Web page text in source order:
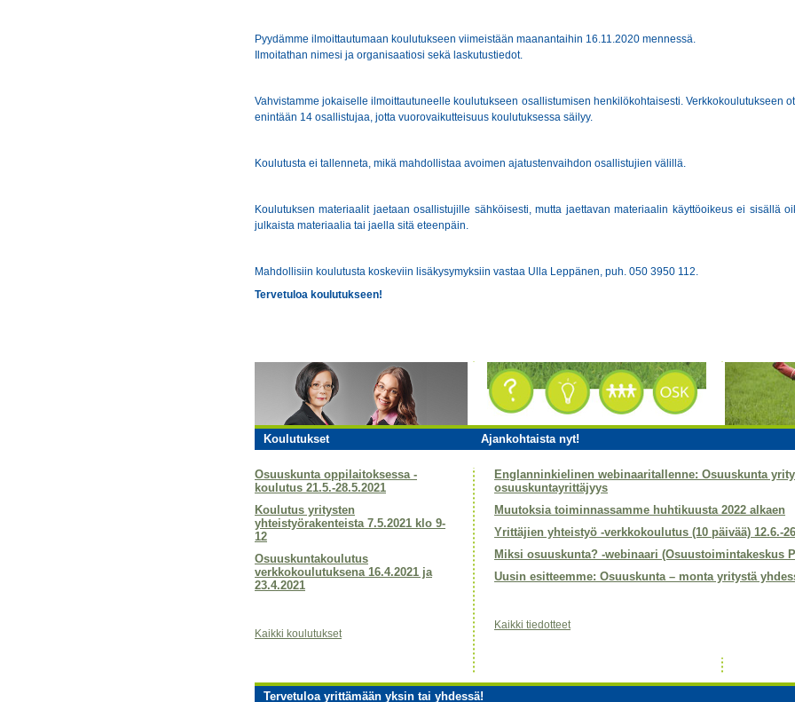
Pyydämme ilmoittautumaan koulutukseen viimeistään maanantaihin 16.11.2020 mennessä.
Ilmoitathan nimesi ja organisaatiosi sekä laskutustiedot.
Vahvistamme jokaiselle ilmoittautuneelle koulutukseen osallistumisen henkilökohtaisesti. Verkkokoulutukseen
enintään 14 osallistujaa, jotta vuorovaikutteisuus koulutuksessa säilyy.
Koulutusta ei tallenneta, mikä mahdollistaa avoimen ajatustenvaihdon osallistujien välillä.
Koulutuksen materiaalit jaetaan osallistujille sähköisesti, mutta jaettavan materiaalin käyttöoikeus ei sisällä
julkaista materiaalia tai jaella sitä eteenpäin.
Mahdollisiin koulutusta koskeviin lisäkysymyksiin vastaa Ulla Leppänen, puh. 050 3950 112.
Tervetuloa koulutukseen!
Koulutukset Ajankohtaista nyt!
Osuuskunta oppilaitoksessa -
koulutus 21.5.-28.5.2021
Koulutus yritysten
yhteistyörakenteista 7.5.2021 klo 9-
12
Osuuskuntakoulutus
verkkokoulutuksena 16.4.2021 ja
23.4.2021
Kaikki koulutukset
Englanninkielinen webinaaritallenne: Osuuskunta
osuuskuntayrittäjyys
Muutoksia toiminnassamme huhtikuusta 2022 alkaen
Yrittäjien yhteistyö -verkkokoulutus (10 päivää) 12.6.-
Miksi osuuskunta? -webinaari (Osuustoimintakeskus
Uusin esitteemme: Osuuskunta – monta yritystä
Kaikki tiedotteet
Tervetuloa yrittämään yksin tai yhdessä!